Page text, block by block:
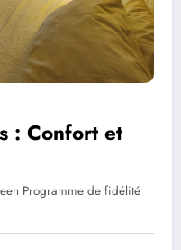
: Confort et
Programme de fidélité